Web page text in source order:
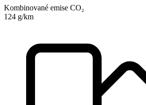
Kombinované emise CO₂
124 g/km